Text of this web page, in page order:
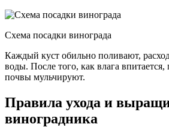
Схема посадки винограда
Каждый куст обильно поливают,
воды. После того, как влага
почвы мульчируют.
Правила ухода и
виноградника